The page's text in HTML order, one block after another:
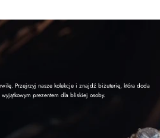
Przejrzyj nasze kolekcje i znajdź biżuterię, która doda
prezentem dla bliskiej osoby.